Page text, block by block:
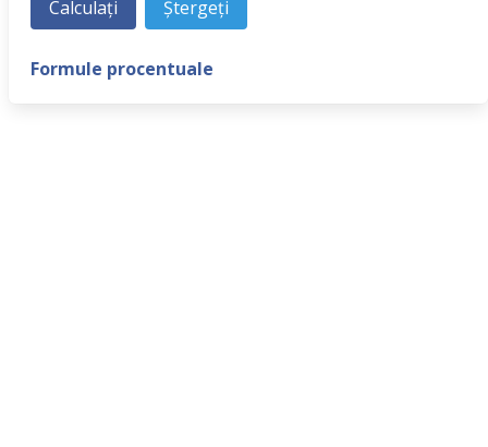
Formule procentuale